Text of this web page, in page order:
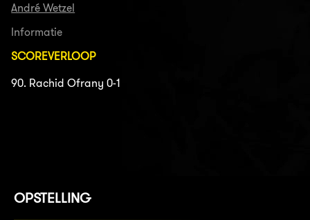
André Wetzel
Informatie
SCOREVERLOOP
90. Rachid Ofrany 0-1
OPSTELLING